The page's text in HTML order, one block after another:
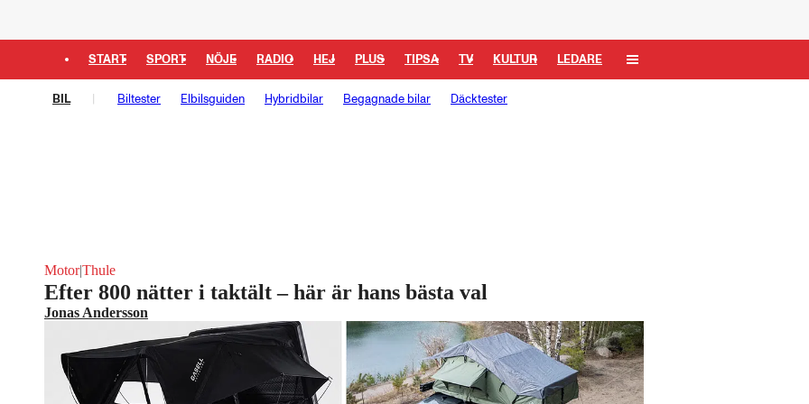
START SPORT NÖJE RADIO HEJ PLUS TIPSA TV KULTUR LEDARE
BIL Biltester Elbilsguiden Hybridbilar Begagnade bilar Däcktester
Motor|Thule
Efter 800 nätter i taktält – här är hans bästa val
Jonas Andersson